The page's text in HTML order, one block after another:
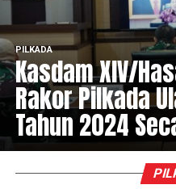
PILKADA
Kasdam XIV/
Rakor Pilkada
Tahun 2024